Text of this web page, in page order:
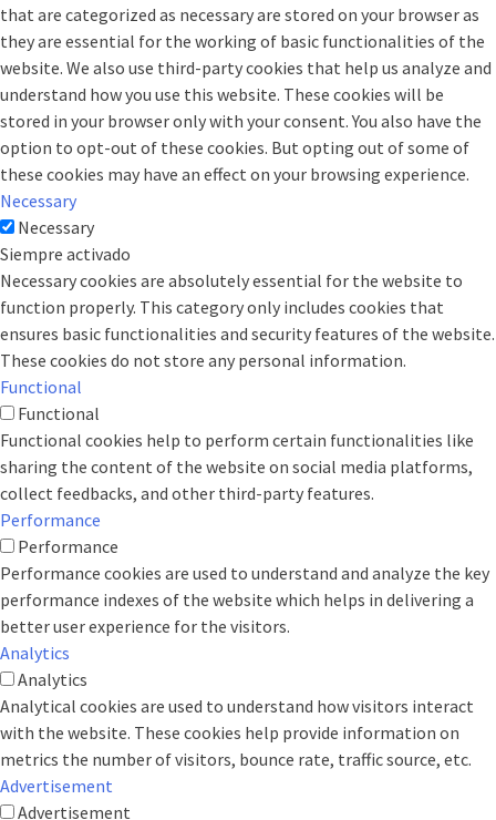
that are categorized as necessary are stored on your browser as
they are essential for the working of basic functionalities of the
website. We also use third-party cookies that help us analyze and
understand how you use this website. These cookies will be
stored in your browser only with your consent. You also have the
option to opt-out of these cookies. But opting out of some of
these cookies may have an effect on your browsing experience.
Necessary
Necessary
Siempre activado
Necessary cookies are absolutely essential for the website to
function properly. This category only includes cookies that
ensures basic functionalities and security features of the website.
These cookies do not store any personal information.
Functional
Functional
Functional cookies help to perform certain functionalities like
sharing the content of the website on social media platforms,
collect feedbacks, and other third-party features.
Performance
Performance
Performance cookies are used to understand and analyze the key
performance indexes of the website which helps in delivering a
better user experience for the visitors.
Analytics
Analytics
Analytical cookies are used to understand how visitors interact
with the website. These cookies help provide information on
metrics the number of visitors, bounce rate, traffic source, etc.
Advertisement
Advertisement